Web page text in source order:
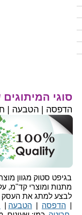
בגיפט סטוק מגוון
מתנות ומוצרי קד"מ,
לבצע למתג את העסק
הדפסה הטבעה
סוגי המיתוגים
הדפסה | הטבעה |